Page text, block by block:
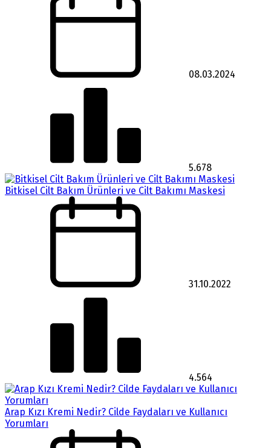
08.03.2024
5.678
Bitkisel Cilt Bakım Ürünleri ve Cilt Bakımı Maskesi
31.10.2022
4.564
Arap Kızı Kremi Nedir? Cilde Faydaları ve Kullanıcı
Yorumları